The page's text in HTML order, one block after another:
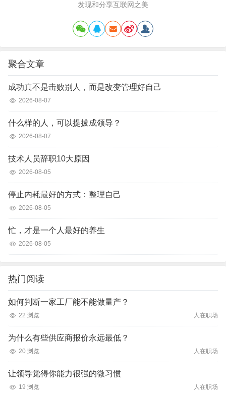
发现和分享互联网之美
聚合文章
成功真不是击败别人，而是改变管理好自己
2026-08-07
什么样的人，可以提拔成领导？
2026-08-07
技术人员辞职10大原因
2026-08-05
停止内耗最好的方式：整理自己
2026-08-05
忙，才是一个人最好的养生
2026-08-05
热门阅读
如何判断一家工厂能不能做量产？
22 浏览 人在职场
为什么有些供应商报价永远最低？
20 浏览 人在职场
让领导觉得你能力很强的微习惯
19 浏览 人在职场